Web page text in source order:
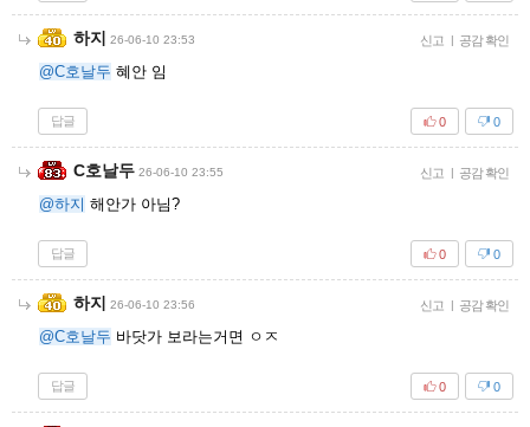
하지 26-06-10 23:53 신고 | 공감 확인
@C호날두 혜안 임
답글 0
0
C호날두 26-06-10 23:55 신고 | 공감 확인
@하지 해안가 아님?
답글 0
0
하지 26-06-10 23:56 신고 | 공감 확인
@C호날두 바닷가 보라는거면 ㅇㅈ
답글 0
0